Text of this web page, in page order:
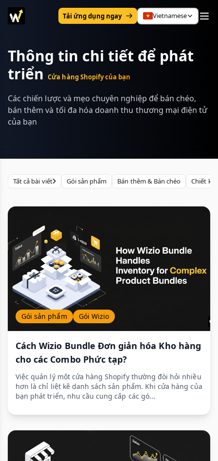
Tải ứng dụng ngay Vietnamese
Thông tin chi tiết để phát
triểnCửa hàng Shopify của bạn
Các chiến lược và mẹo chuyên nghiệp để bán chéo,
bán thêm và tối đa hóa doanh thu thương mại điện tử
của bạn
Tất cả bài viết Gói sản phẩm Bán thêm & Bán chéo Chiết
Gói sản phẩm Gói Wizio
Cách Wizio Bundle Đơn giản hóa Kho hàng
cho các Combo Phức tạp?
Việc quản lý một cửa hàng Shopify thường đòi hỏi nhiều
hơn là chỉ liệt kê danh sách sản phẩm. Khi cửa hàng của
bạn phát triển, nhu cầu cung cấp các gó...